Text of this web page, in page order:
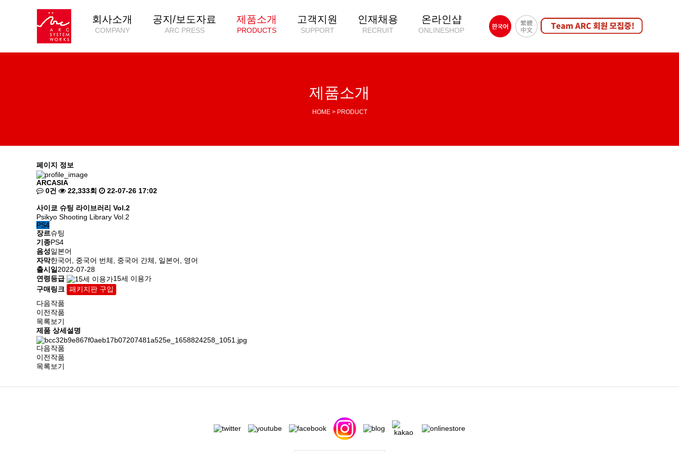
회사소개
COMPANY
공지/보도자료
ARC PRESS
제품소개
PRODUCTS
고객지원
SUPPORT
인재채용
RECRUIT
온라인샵
ONLINESHOP
제품소개
HOME > PRODUCT
페이지 정보
ARCASIA
0건
22,333회 22-07-26 17:02
사이쿄 슈팅 라이브러리 Vol.2
Psikyo Shooting Library Vol.2
PS4
장르슈팅
기종PS4
음성일본어
자막한국어, 중국어 번체, 중국어 간체, 일본어, 영어
출시일2022-07-28
연령등급
15세 이용가
구매링크 패키지판 구입
다음작품
이전작품
목록보기
제품 상세설명
다음작품
이전작품
목록보기